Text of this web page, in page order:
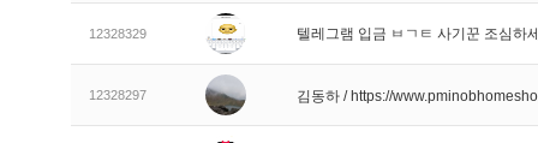
12328329 텔레그램 입금 ㅂㄱㅌ 사기꾼 조심하
12328297 김동하 / https://